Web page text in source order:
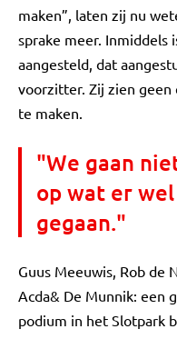
maken”, laten zij nu
sprake meer. Inmiddels
aangesteld, dat
voorzitter. Zij zien
te maken.
"We gaan
op wat er
gegaan."
Guus Meeuwis, Rob de
Acda& De Munnik: een
podium in het Slotpark